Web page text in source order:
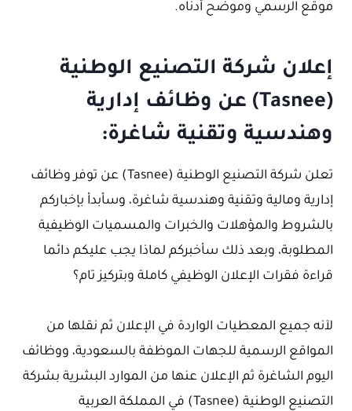
موقع الرسمي وموضح أدناه.
إعلان شركة التصنيع الوطنية
(Tasnee) عن وظائف إدارية
وهندسية وتقنية شاغرة:
تعلن شركة التصنيع الوطنية (Tasnee) عن توفر وظائف
إدارية ومالية وتقنية وهندسية شاغرة، وسأبدأ بإخباركم
بالشروط والمؤهلات والخبرات والمسميات الوظيفية
المطلوبة، وبعد ذلك سأخبركم لماذا يجب عليكم دائما
قراءة فقرات الإعلان الوظيفي كاملة وبتركيز تام؟
لآنه جميع المعطيات الواردة في الإعلان ثم نقلها من
المواقع الرسمية للجهات الموظفة بالسعودية، ووظائف
اليوم الشاغرة ثم الإعلان عنها من الموارد البشرية بشركة
التصنيع الوطنية (Tasnee) في المملكة العربية